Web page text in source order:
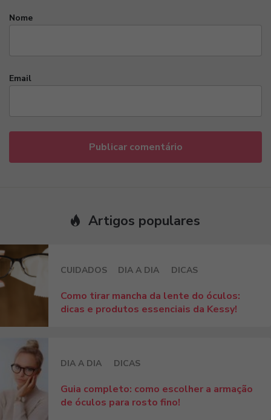
Nome
Email
Artigos populares
CUIDADOS DIA A DIA DICAS
Como tirar mancha da lente do óculos:
dicas e produtos essenciais da Kessy!
DIA A DIA DICAS
Guia completo: como escolher a armação
de óculos para rosto fino!